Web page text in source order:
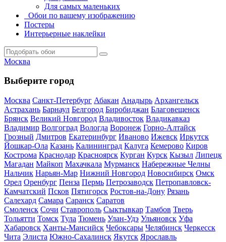
Для самых маленьких
Обои по вашему изображению
Постеры
Интерьерные наклейки
Москва
Выберите город
Москва Санкт-Петербург Абакан Анадырь Архангельск
Астрахань Барнаул Белгород Биробиджан Благовещенск
Брянск Великий Новгород Владивосток Владикавказ
Владимир Волгоград Вологда Воронеж Горно-Алтайск
Грозный Дмитров Екатеринбург Иваново Ижевск Иркутск
Йошкар-Ола Казань Калининград Калуга Кемерово Киров
Кострома Краснодар Красноярск Курган Курск Кызыл Липецк
Магадан Майкоп Махачкала Мурманск Набережные Челны
Нальчик Нарьян-Мар Нижний Новгород Новосибирск Омск
Орел Оренбург Пенза Пермь Петрозаводск Петропавловск-
Камчатский Псков Пятигорск Ростов-на-Дону Рязань
Салехард Самара Саранск Саратов
Смоленск Сочи Ставрополь Сыктывкар Тамбов Тверь
Тольятти Томск Тула Тюмень Улан-Удэ Ульяновск Уфа
Хабаровск Ханты-Мансийск Чебоксары Челябинск Черкесск
Чита Элиста Южно-Сахалинск Якутск Ярославль